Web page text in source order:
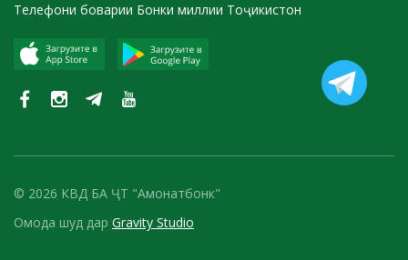
Телефони боварии Бонки миллии Тоҷикистон
© 2026 КВД БА ҶТ "Амонатбонк"
Омода шуд дар Gravity Studio